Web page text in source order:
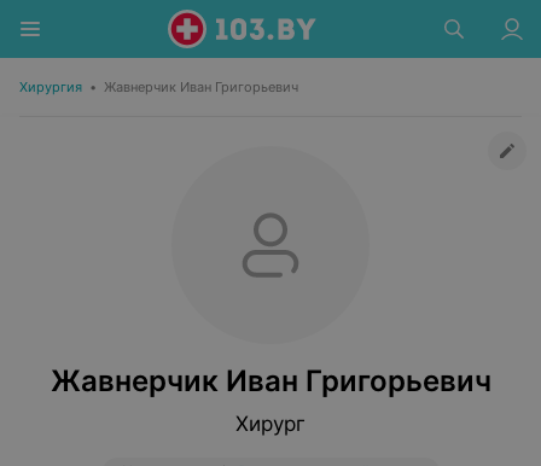
Хирургия • Жавнерчик Иван Григорьевич
Жавнерчик Иван Григорьевич
Хирург